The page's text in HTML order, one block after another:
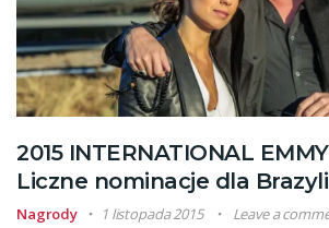
2015 INTERNATIONAL
Liczne nominacje dla
Nagrody 1 listopada 2015 Leave a